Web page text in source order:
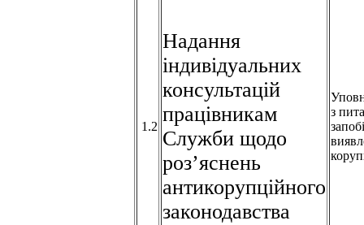
1.2
Надання
індивідуальних
консультацій
працівникам
Служби щодо
роз’яснень
антикорупційного
законодавства
з